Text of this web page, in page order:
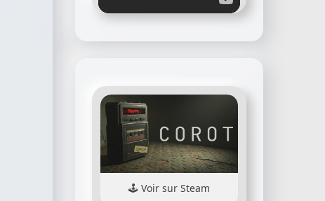
Voir sur Steam